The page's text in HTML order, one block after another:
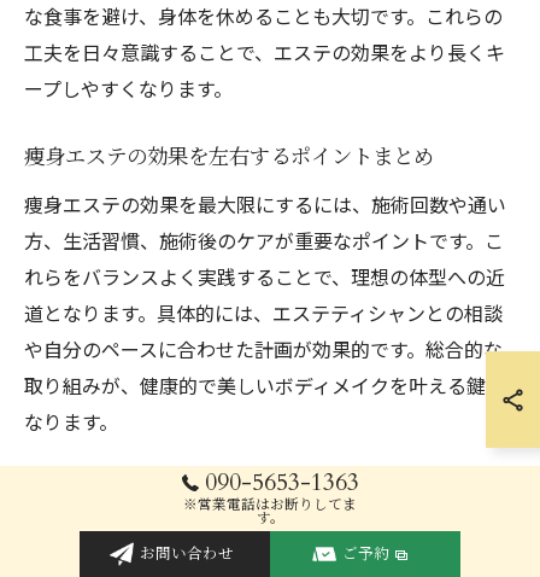
な食事を避け、身体を休めることも大切です。これらの
工夫を日々意識することで、エステの効果をより長くキ
ープしやすくなります。
痩身エステの効果を左右するポイントまとめ
痩身エステの効果を最大限にするには、施術回数や通い
方、生活習慣、施術後のケアが重要なポイントです。こ
れらをバランスよく実践することで、理想の体型への近
道となります。具体的には、エステティシャンとの相談
や自分のペースに合わせた計画が効果的です。総合的な
取り組みが、健康的で美しいボディメイクを叶える鍵と
なります。
初心者が知っておきたい費用
090-5653-1363
※営業電話はお断りしてま
す。
お問い合わせ ご予約